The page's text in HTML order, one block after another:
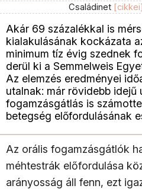
Családinet [cikkei]
Akár 69 százalékkal is
kialakulásának kockázata
minimum tíz évig szednek
derül ki a Semmelweis
Az elemzés eredményei
utalnak: már rövidebb idejű
fogamzásgátlás is
betegség előfordulásának
Az orális fogamzásgátlók
méhtestrák előfordulása
arányosság áll fenn, ezt